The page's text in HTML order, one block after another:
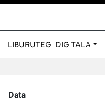
LIBURUTEGI DIGITALA
Data